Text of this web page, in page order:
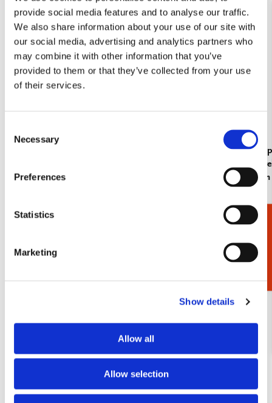
provide social media features and to analyse our traffic.
We also share information about your use of our site with
our social media, advertising and analytics partners who
may combine it with other information that you’ve
provided to them or that they’ve collected from your use
of their services.
Selection
Necessary
Preferences
Statistics
Marketing
Show details
Allow all
Allow selection
€ 27,50
Jacob
Amsterdam
Meer van rococo
aan
Cadeaukiezer